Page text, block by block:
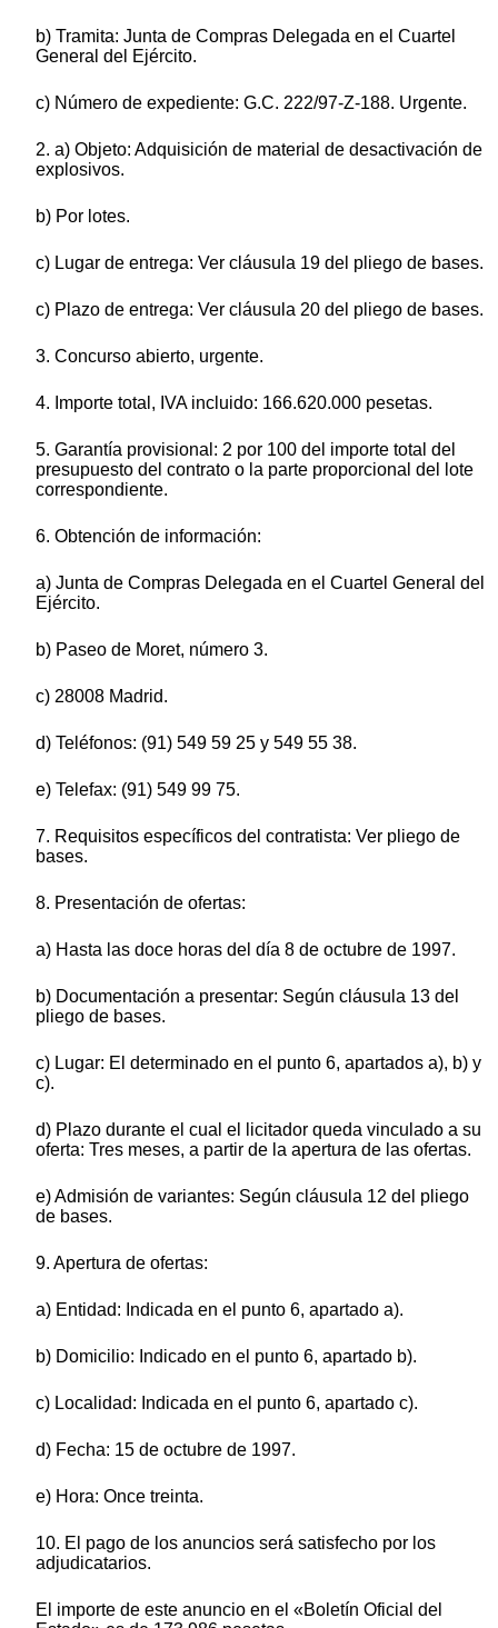
b) Tramita: Junta de Compras Delegada en el Cuartel
General del Ejército.
c) Número de expediente: G.C. 222/97-Z-188. Urgente.
2. a) Objeto: Adquisición de material de desactivación de
explosivos.
b) Por lotes.
c) Lugar de entrega: Ver cláusula 19 del pliego de bases.
c) Plazo de entrega: Ver cláusula 20 del pliego de bases.
3. Concurso abierto, urgente.
4. Importe total, IVA incluido: 166.620.000 pesetas.
5. Garantía provisional: 2 por 100 del importe total del
presupuesto del contrato o la parte proporcional del lote
correspondiente.
6. Obtención de información:
a) Junta de Compras Delegada en el Cuartel General del
Ejército.
b) Paseo de Moret, número 3.
c) 28008 Madrid.
d) Teléfonos: (91) 549 59 25 y 549 55 38.
e) Telefax: (91) 549 99 75.
7. Requisitos específicos del contratista: Ver pliego de
bases.
8. Presentación de ofertas:
a) Hasta las doce horas del día 8 de octubre de 1997.
b) Documentación a presentar: Según cláusula 13 del
pliego de bases.
c) Lugar: El determinado en el punto 6, apartados a), b) y
c).
d) Plazo durante el cual el licitador queda vinculado a su
oferta: Tres meses, a partir de la apertura de las ofertas.
e) Admisión de variantes: Según cláusula 12 del pliego
de bases.
9. Apertura de ofertas:
a) Entidad: Indicada en el punto 6, apartado a).
b) Domicilio: Indicado en el punto 6, apartado b).
c) Localidad: Indicada en el punto 6, apartado c).
d) Fecha: 15 de octubre de 1997.
e) Hora: Once treinta.
10. El pago de los anuncios será satisfecho por los
adjudicatarios.
El importe de este anuncio en el «Boletín Oficial del